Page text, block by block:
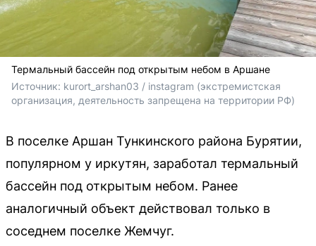
Термальный бассейн под открытым небом в Аршане
Источник: kurort_arshan03 / instagram (экстремистская
организация, деятельность запрещена на территории РФ)
В поселке Аршан Тункинского района Бурятии,
популярном у иркутян, заработал термальный
бассейн под открытым небом. Ранее
аналогичный объект действовал только в
соседнем поселке Жемчуг.